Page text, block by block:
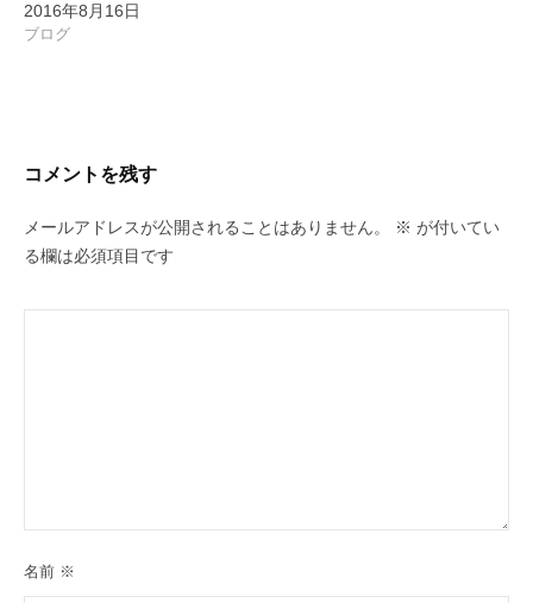
2016年8月16日
ブログ
コメントを残す
メールアドレスが公開されることはありません。 ※ が付いてい
る欄は必須項目です
名前 ※